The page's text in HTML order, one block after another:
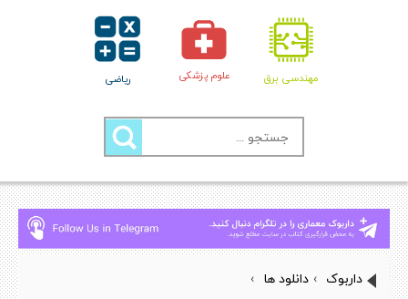
مهندسی برق علوم پزشکی ریاضی
جستجو
برای:
داربوک › دانلود ها ›